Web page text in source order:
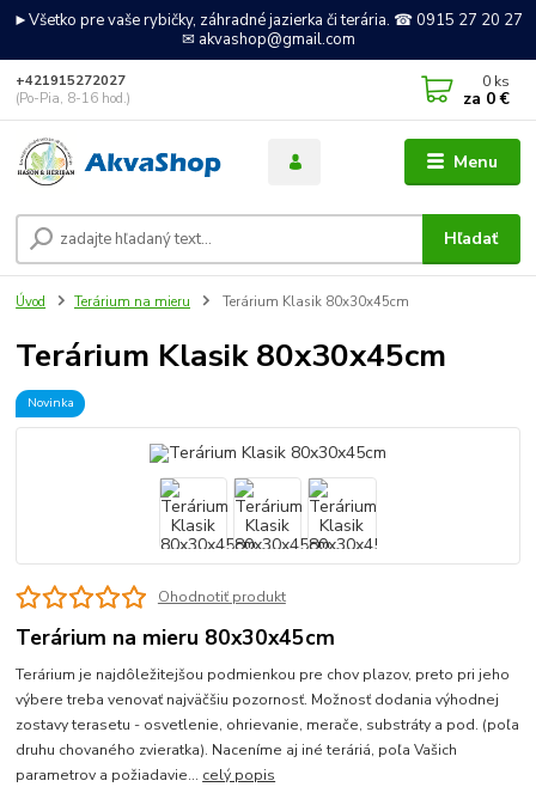
►Všetko pre vaše rybičky, záhradné jazierka či terária. ☎ 0915 27 20 27
✉ akvashop@gmail.com
Menu
Hľadať
+421915272027
(Po-Pia, 8-16 hod.)
0 ks
za 0 €
Úvod Terárium na mieru Terárium Klasik 80x30x45cm
Terárium Klasik 80x30x45cm
Novinka
Ohodnotiť produkt
Terárium na mieru 80x30x45cm
Terárium je najdôležitejšou podmienkou pre chov plazov, preto pri jeho
výbere treba venovať najväčšiu pozornosť. Možnosť dodania výhodnej
zostavy terasetu - osvetlenie, ohrievanie, merače, substráty a pod. (poľa
druhu chovaného zvieratka). Naceníme aj iné teráriá, poľa Vašich
parametrov a požiadavie... celý popis